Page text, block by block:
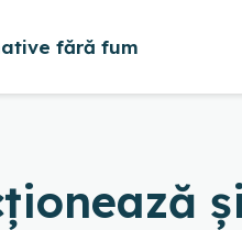
fără fum